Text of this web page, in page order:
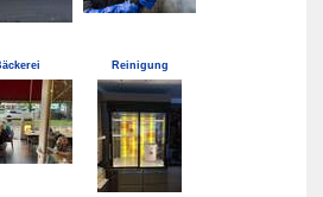
Reinigung